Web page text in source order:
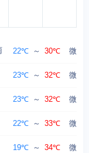
22℃ ～ 30℃ 微风
23℃ ～ 32℃ 微风
23℃ ～ 32℃ 微风
22℃ ～ 33℃ 微风
19℃ ～ 34℃ 微风